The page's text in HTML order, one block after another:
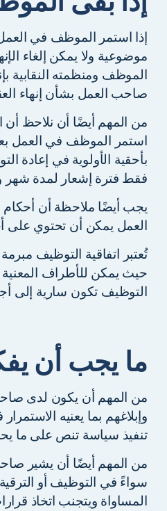
موضوعية ولا يمكن إلغاء
الموظف ومنظمته النقابية
صاحب العمل بشأن إنهاء
من المهم أيضًا أن نلاحظ أن
بأحقية الأولوية في
فقط فترة إشعار لمدة شهر
يجب أيضًا ملاحظة أن أحكام
العمل يمكن أن تحتوي على
تُعتبر اتفاقية التوظيف
حيث يمكن للأطراف المعنية
التوظيف تكون سارية إلى
ما يجب أن
من المهم أن يكون لدى
تنفيذ سياسة تنص على ما
من المهم أيضًا أن يشير
سواءً في التوظيف أو
المساواة ويتجنب اتخاذ